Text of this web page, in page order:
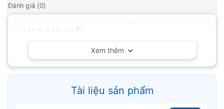
Đánh giá (0)
Xem thêm
Tài liệu sản phẩm